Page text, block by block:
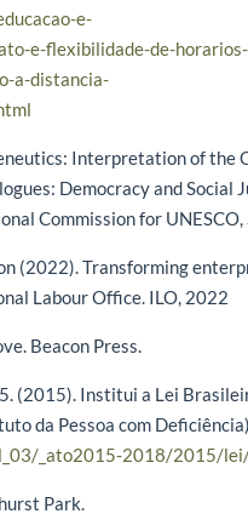
e-
e-flexibilidade-de-
a-distancia-
Interpretation of the
Democracy and Social
Commission for UNESCO,
(2022). Transforming
Labour Office. ILO, 2022
Beacon Press.
(2015). Institui a Lei
da Pessoa com
_ato2015-2018/2015/
Park.